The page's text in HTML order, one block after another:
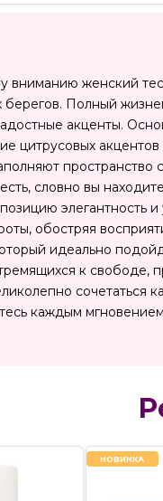
вниманию женский
берегов. Полный
акценты.
цитрусовых
словно вы
элегантность
обостряя
идеально
к свободе,
сочетаться
каждым
НОВИНКА